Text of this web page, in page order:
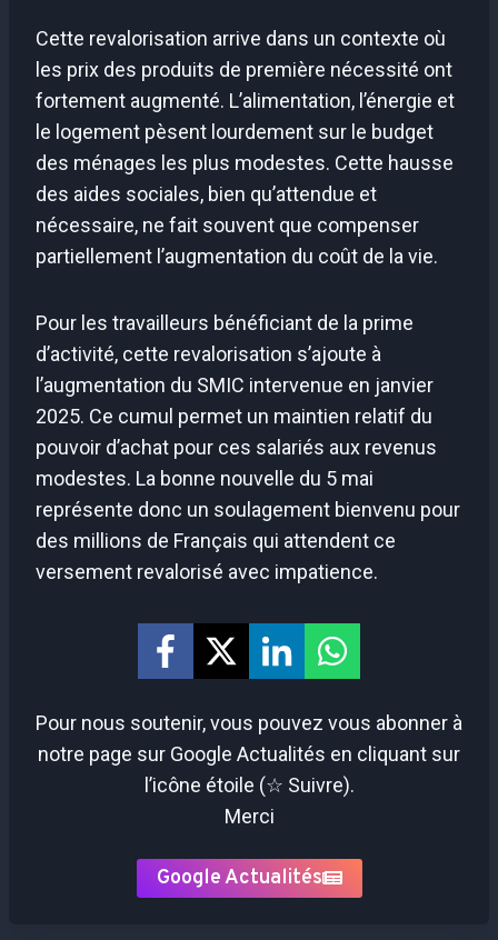
Cette revalorisation arrive dans un contexte où
les prix des produits de première nécessité ont
fortement augmenté. L’alimentation, l’énergie et
le logement pèsent lourdement sur le budget
des ménages les plus modestes. Cette hausse
des aides sociales, bien qu’attendue et
nécessaire, ne fait souvent que compenser
partiellement l’augmentation du coût de la vie.
Pour les travailleurs bénéficiant de la prime
d’activité, cette revalorisation s’ajoute à
l’augmentation du SMIC intervenue en janvier
2025. Ce cumul permet un maintien relatif du
pouvoir d’achat pour ces salariés aux revenus
modestes. La bonne nouvelle du 5 mai
représente donc un soulagement bienvenu pour
des millions de Français qui attendent ce
versement revalorisé avec impatience.
Pour nous soutenir, vous pouvez vous abonner à
notre page sur Google Actualités en cliquant sur
l’icône étoile (☆ Suivre).
Merci
Google Actualités